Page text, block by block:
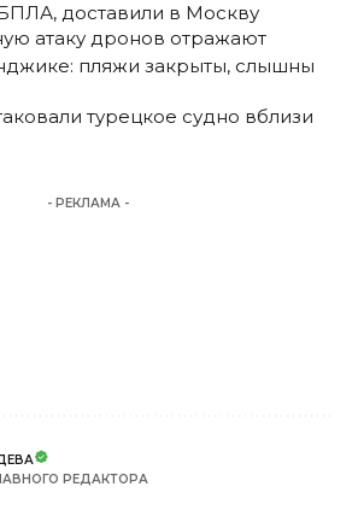
доставили в Москву
атаку дронов отражают
пляжи закрыты, слышны
турецкое судно вблизи
- РЕКЛАМА -
РЕДАКТОРА